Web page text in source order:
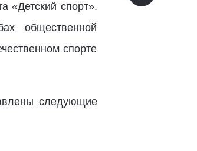
«Детский спорт».
общественной
спорте
следующие